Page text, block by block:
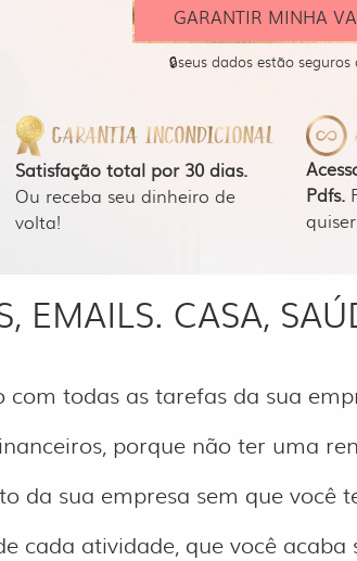
GARANTIR MINHA
🔒seus dados estão
Satisfação total por 30 dias.
Ou receba seu dinheiro de
volta!
Pdfs.
EMAILS. CASA,
com todas as tarefas da sua
porque não ter uma
da sua empresa sem que você
cada atividade, que você